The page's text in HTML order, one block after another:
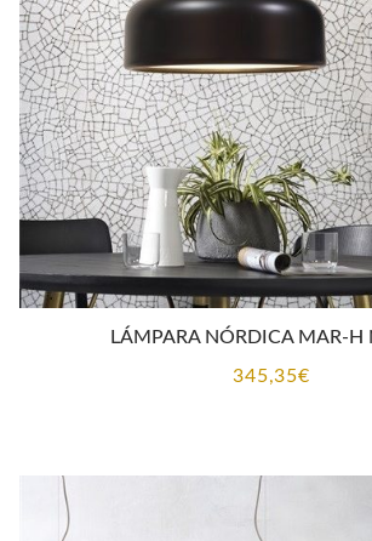
LÁMPARA NÓRDICA MAR-H
345,35€